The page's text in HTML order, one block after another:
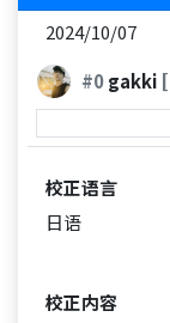
2024/10/07
#0gakki
校正语言
日语
校正内容